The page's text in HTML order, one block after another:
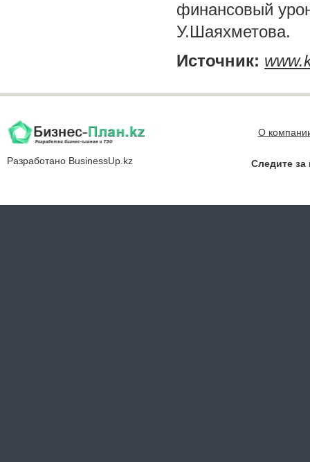
финансовый
У.Шаяхметова.
Источник:
Разработано BusinessUp.kz
О
Следите за